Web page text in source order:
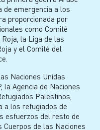
de emergencia a los
proporcionada por
como Comité
la Liga de las
y el Comité del
Naciones Unidas
la Agencia de Naciones
Palestinos,
a los refugiados de
esfuerzos del resto de
Cuerpos de las Naciones